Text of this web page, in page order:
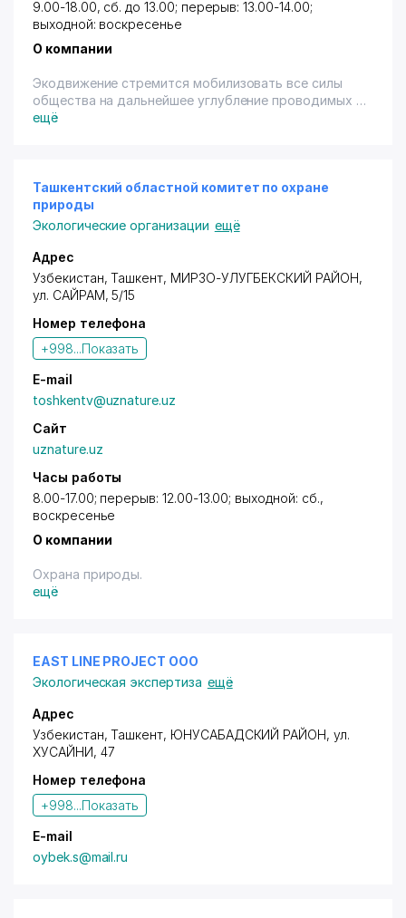
9.00-18.00, сб. до 13.00; перерыв: 13.00-14.00;
выходной: воскресенье
О компании
Экодвижение стремится мобилизовать все силы
общества на дальнейшее углубление проводимых в
стране преобразований, направленных на
окружающей природной среде, улучшение
здоровья населения, охрану и рациональное
использование всего комплекса природных
Главный лозунг Экодвижения "Здоровая среда -
здоровый человек".
ещё
Ташкентский областной комитет по охране
природы
Экологические организации ещё
Адрес
Узбекистан, Ташкент, МИРЗО-УЛУГБЕКСКИЙ РАЙОН,
ул. САЙРАМ, 5/15
Номер телефона
+998...Показать
E-mail
toshkentv@uznature.uz
Сайт
uznature.uz
Часы работы
8.00-17.00; перерыв: 12.00-13.00; выходной: сб.,
воскресенье
О компании
Охрана природы.
ещё
EAST LINE PROJECT ООО
Экологическая экспертиза ещё
Адрес
Узбекистан, Ташкент, ЮНУСАБАДСКИЙ РАЙОН, ул.
ХУСАЙНИ, 47
Номер телефона
+998...Показать
E-mail
oybek.s@mail.ru